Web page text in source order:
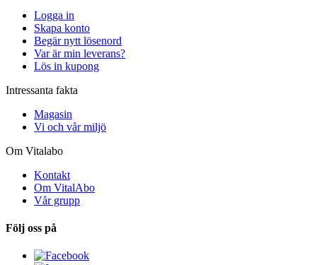
Logga in
Skapa konto
Begär nytt lösenord
Var är min leverans?
Lös in kupong
Intressanta fakta
Magasin
Vi och vår miljö
Om Vitalabo
Kontakt
Om VitalAbo
Vår grupp
Följ oss på